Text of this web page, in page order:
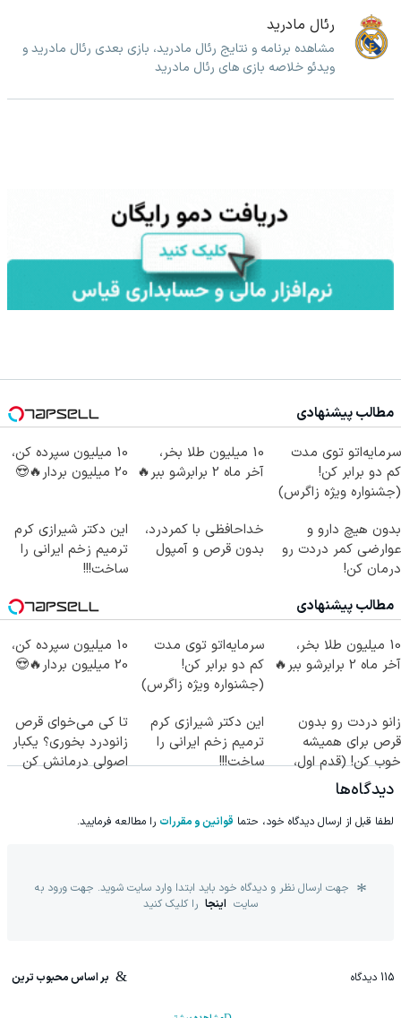
رئال مادرید
مشاهده برنامه و نتایج رئال مادرید، بازی بعدی رئال مادرید و
ویدئو خلاصه بازی های رئال مادرید
مطالب پیشنهادی
سرمایه‌اتو توی مدت
کم دو برابر کن!
(جشنواره ویژه زاگرس)
10 میلیون طلا بخر،
آخر ماه 2 برابرشو ببر🔥
10 میلیون سپرده کن،
20 میلیون بردار🔥😍
بدون هیچ دارو و
عوارضی کمر دردت رو
درمان کن!
خداحافظی با کمردرد،
بدون قرص و آمپول
این دکتر شیرازی کرم
ترمیم زخم ایرانی را
ساخت!!!
مطالب پیشنهادی
10 میلیون طلا بخر،
آخر ماه 2 برابرشو ببر🔥
سرمایه‌اتو توی مدت
کم دو برابر کن!
(جشنواره ویژه زاگرس)
10 میلیون سپرده کن،
20 میلیون بردار🔥😍
زانو دردت رو بدون
قرص برای همیشه
خوب کن! (قدم اول،
پرسش‌نامه)
این دکتر شیرازی کرم
ترمیم زخم ایرانی را
ساخت!!!
تا کی می‌خوای قرص
زانودرد بخوری؟ یکبار
اصولی درمانش کن
دیدگاه‌ها
لطفا قبل از ارسال دیدگاه خود، حتما قوانین و مقررات را مطالعه فرمایید.
جهت ارسال نظر و دیدگاه خود باید ابتدا وارد سایت شوید. جهت ورود به
سایت اینجا را کلیک کنید
115 دیدگاه بر اساس محبوب ترین